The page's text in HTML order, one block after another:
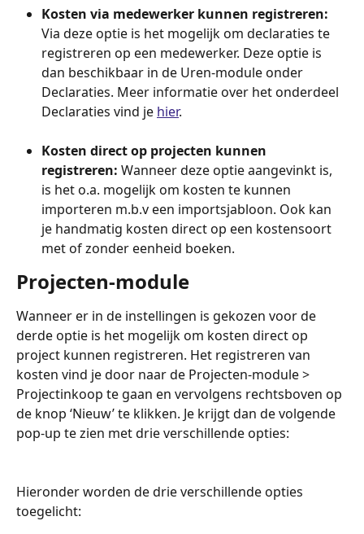
Kosten via medewerker kunnen registreren:
Via deze optie is het mogelijk om declaraties te
registreren op een medewerker. Deze optie is
dan beschikbaar in de Uren-module onder
Declaraties. Meer informatie over het onderdeel
Declaraties vind je hier.
Kosten direct op projecten kunnen
registreren: Wanneer deze optie aangevinkt is,
is het o.a. mogelijk om kosten te kunnen
importeren m.b.v een importsjabloon. Ook kan
je handmatig kosten direct op een kostensoort
met of zonder eenheid boeken.
Projecten-module
Wanneer er in de instellingen is gekozen voor de
derde optie is het mogelijk om kosten direct op
project kunnen registreren. Het registreren van
kosten vind je door naar de Projecten-module >
Projectinkoop te gaan en vervolgens rechtsboven op
de knop ‘Nieuw’ te klikken. Je krijgt dan de volgende
pop-up te zien met drie verschillende opties:
Hieronder worden de drie verschillende opties
toegelicht: